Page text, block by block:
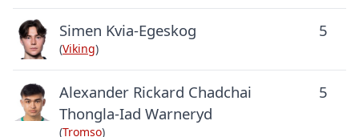
Simen Kvia-Egeskog
(Viking)
5
Alexander Rickard Chadchai
Thongla-Iad Warneryd
(Tromso)
5